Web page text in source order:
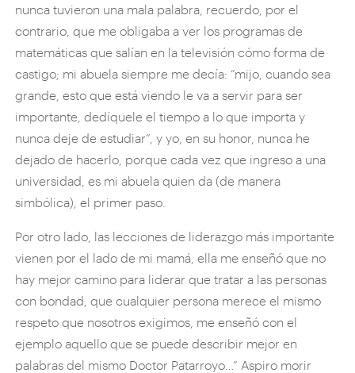
nunca tuvieron una mala palabra, recuerdo, por el
contrario, que me obligaba a ver los programas de
matemáticas que salían en la televisión cómo forma de
castigo; mi abuela siempre me decía: “mijo, cuando sea
grande, esto que está viendo le va a servir para ser
importante, dedíquele el tiempo a lo que importa y
nunca deje de estudiar”, y yo, en su honor, nunca he
dejado de hacerlo, porque cada vez que ingreso a una
universidad, es mi abuela quien da (de manera
simbólica), el primer paso.
Por otro lado, las lecciones de liderazgo más importante
vienen por el lado de mi mamá, ella me enseñó que no
hay mejor camino para liderar que tratar a las personas
con bondad, que cualquier persona merece el mismo
respeto que nosotros exigimos, me enseñó con el
ejemplo aquello que se puede describir mejor en
palabras del mismo Doctor Patarroyo…” Aspiro morir